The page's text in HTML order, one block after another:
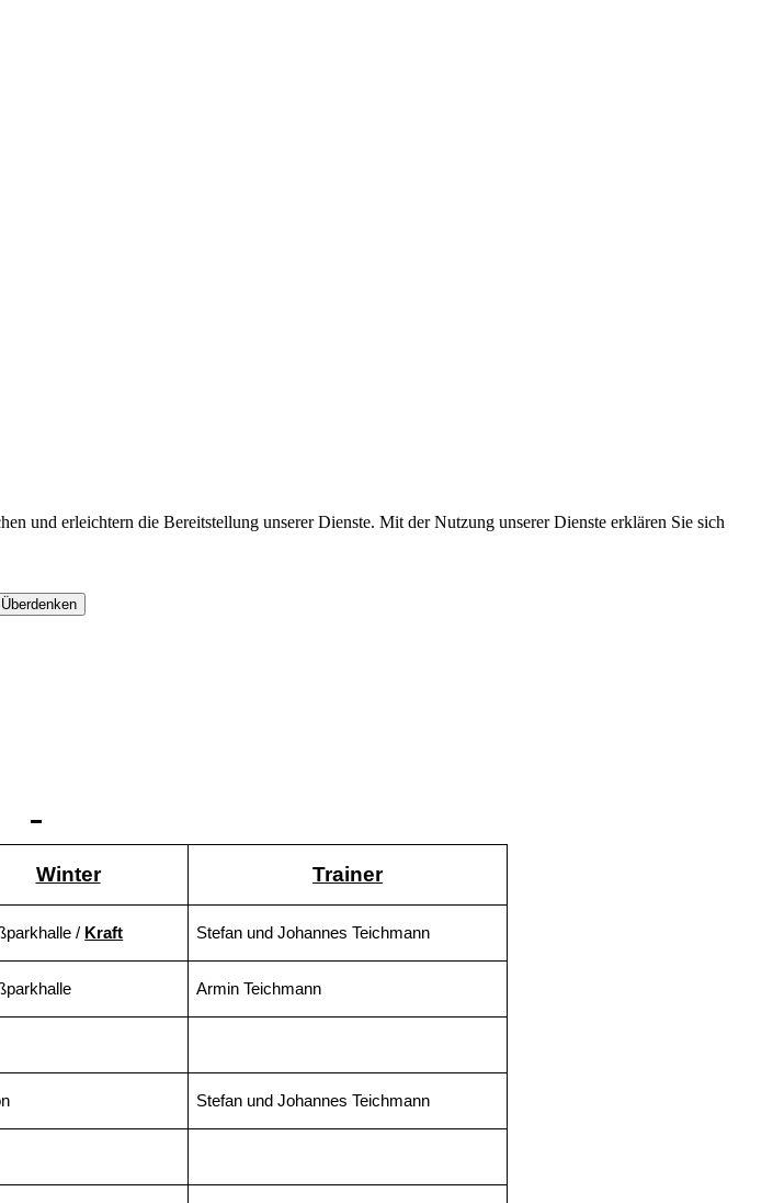
und erleichtern die Bereitstellung unserer Dienste. Mit der Nutzung unserer Dienste erklären Sie sich
Winter Trainer
/ Kraft Stefan und Johannes Teichmann
Armin Teichmann
Stefan und Johannes Teichmann